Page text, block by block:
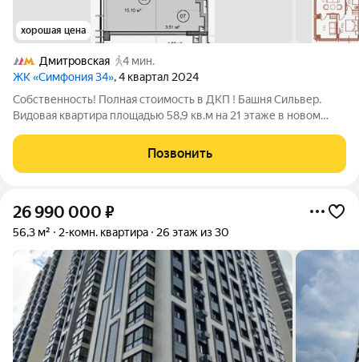
хорошая цена
Дмитровская
4 мин.
ЖК «Симфония 34», 4 квартал 2024
Собственность! Полная стоимость в ДКП ! Башня Сильвер.
Видовая квартира площадью 58,9 кв.м на 21 этаже в новом
ДОКУМЕНТЫ: - Один собственник - Без обременений -
Материнский капитал не
Позвонить
26 990 000 ₽
56,3 м² 2-комн. квартира 26 этаж из 30